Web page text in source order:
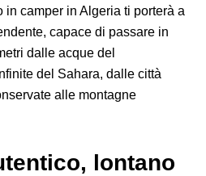
camper in Algeria ti porterà a
capace di passare in
dalle acque del
del Sahara, dalle città
alle montagne
lontano